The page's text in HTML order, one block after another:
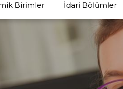
Birimler İdari Bölümler